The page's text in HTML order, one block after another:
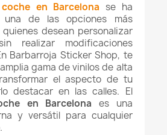
en Barcelona se ha
una de las opciones más
desean personalizar
realizar modificaciones
Barbarroja Sticker Shop, te
gama de vinilos de alta
el aspecto de tu
destacar en las calles. El
en Barcelona es una
y versátil para cualquier